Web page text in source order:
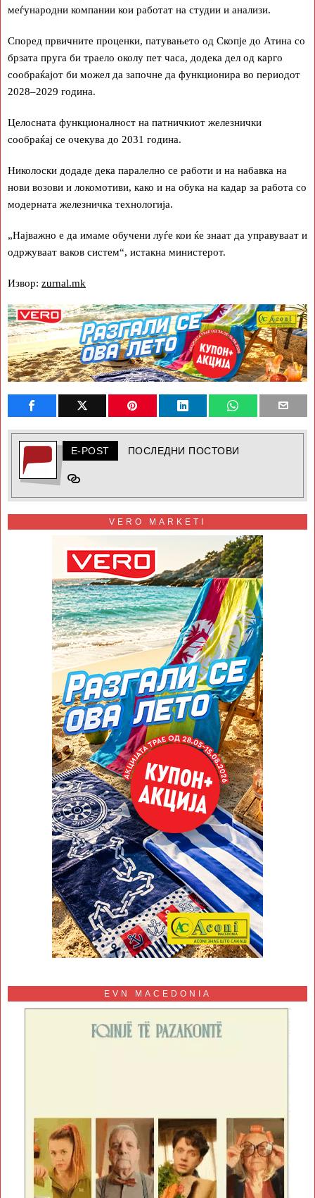
меѓународни компании кои работат на студии и анализи.
Според првичните проценки, патувањето од Скопје до Атина со
брзата пруга би траело околу пет часа, додека дел од карго
сообраќајот би можел да започне да функционира во периодот
2028–2029 година.
Целосната функционалност на патничкиот железнички
сообраќај се очекува до 2031 година.
Николоски додаде дека паралелно се работи и на набавка на
нови возови и локомотиви, како и на обука на кадар за работа со
модерната железничка технологија.
„Најважно е да имаме обучени луѓе кои ќе знаат да управуваат и
одржуваат ваков систем“, истакна министерот.
Извор: zurnal.mk
E-POST ПОСЛЕДНИ ПОСТОВИ
VERO MARKETI
EVN MACEDONIA